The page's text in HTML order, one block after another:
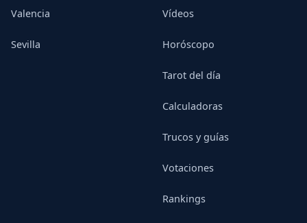
Valencia
Sevilla
Vídeos
Horóscopo
Tarot del día
Calculadoras
Trucos y guías
Votaciones
Rankings